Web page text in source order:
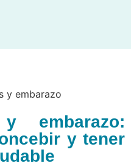
embarazo:
y tener